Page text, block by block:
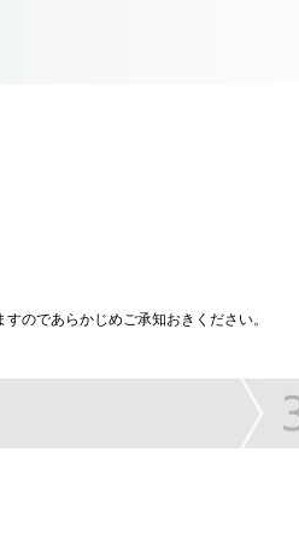
のであらかじめご承知おきください。